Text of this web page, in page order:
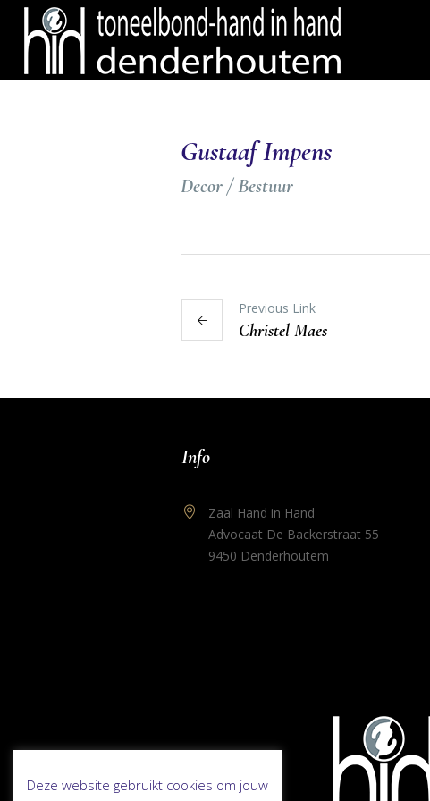
Gustaaf Impens
Decor / Bestuur
Previous Link
Christel Maes
Info
Zaal Hand in Hand
Advocaat De Backerstraat 55
9450 Denderhoutem
Deze website gebruikt cookies om jouw